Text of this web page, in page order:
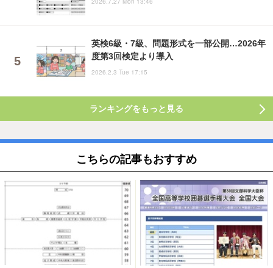
英検6級・7級、問題形式を一部公開…2026年
度第3回検定より導入
2026.2.3 Tue 17:15
ランキングをもっと見る
こちらの記事もおすすめ